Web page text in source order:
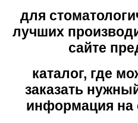
для
лучших
сайте
каталог, где
заказать
информация на